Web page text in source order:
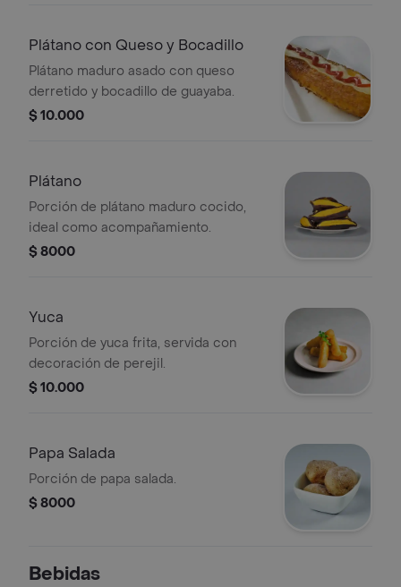
Plátano con Queso y Bocadillo
Plátano maduro asado con queso
derretido y bocadillo de guayaba.
$ 10.000
Plátano
Porción de plátano maduro cocido,
ideal como acompañamiento.
$ 8000
Yuca
Porción de yuca frita, servida con
decoración de perejil.
$ 10.000
Papa Salada
Porción de papa salada.
$ 8000
Bebidas